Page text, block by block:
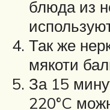
блюда из
Так же
мякоти
За 15
220°C